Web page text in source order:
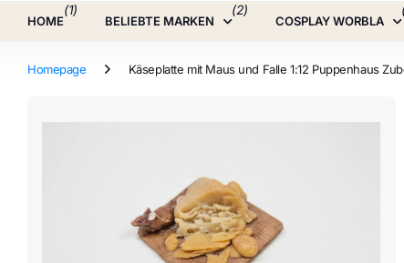
HOME
(1)
BELIEBTE MARKEN
(2)
COSPLAY WORBLA
Homepage Käseplatte mit Maus und Falle 1:12 Puppenhaus